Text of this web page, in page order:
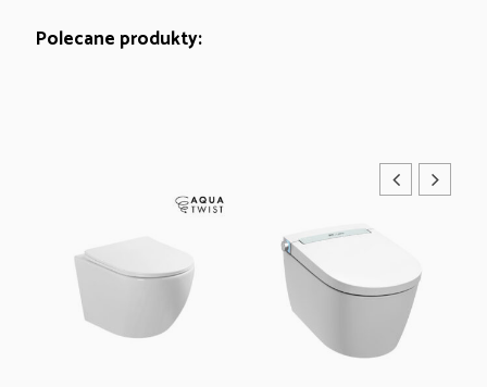
Polecane produkty: